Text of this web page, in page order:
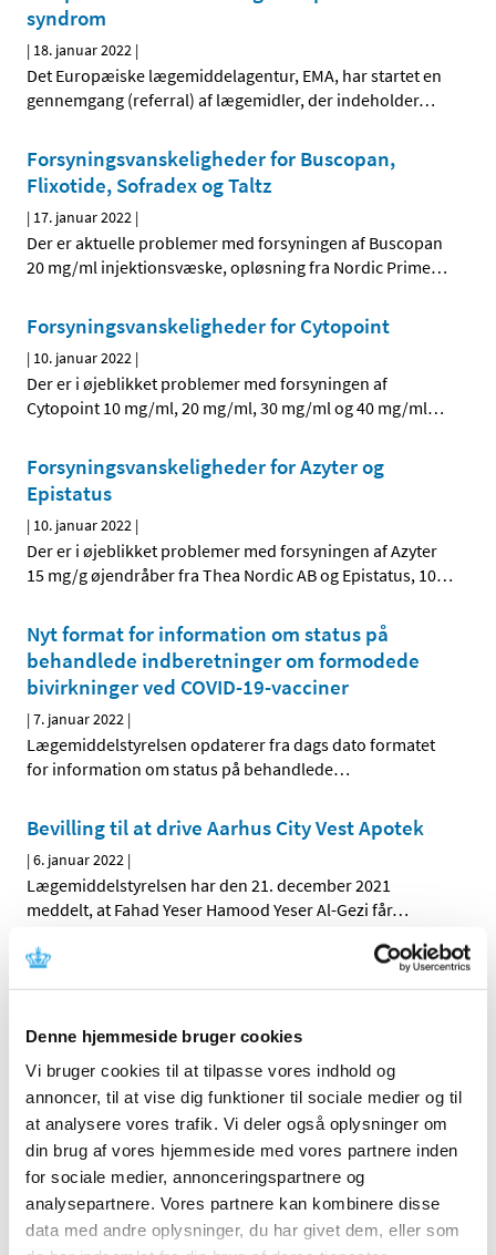
Denne hjemmeside bruger cookies
Vi bruger cookies til at tilpasse vores indhold og
annoncer, til at vise dig funktioner til sociale medier og til
at analysere vores trafik. Vi deler også oplysninger om
din brug af vores hjemmeside med vores partnere inden
for sociale medier, annonceringspartnere og
analysepartnere. Vores partnere kan kombinere disse
data med andre oplysninger, du har givet dem, eller som
syndrom
| 18. januar 2022 |
Det Europæiske lægemiddelagentur, EMA, har startet en
gennemgang (referral) af lægemidler, der indeholder…
Forsyningsvanskeligheder for Buscopan,
Flixotide, Sofradex og Taltz
| 17. januar 2022 |
Der er aktuelle problemer med forsyningen af Buscopan
20 mg/ml injektionsvæske, opløsning fra Nordic Prime…
Forsyningsvanskeligheder for Cytopoint
| 10. januar 2022 |
Der er i øjeblikket problemer med forsyningen af
Cytopoint 10 mg/ml, 20 mg/ml, 30 mg/ml og 40 mg/ml…
Forsyningsvanskeligheder for Azyter og
Epistatus
| 10. januar 2022 |
Der er i øjeblikket problemer med forsyningen af Azyter
15 mg/g øjendråber fra Thea Nordic AB og Epistatus, 10…
Nyt format for information om status på
behandlede indberetninger om formodede
bivirkninger ved COVID-19-vacciner
|7. januar 2022 |
Lægemiddelstyrelsen opdaterer fra dags dato formatet
for information om status på behandlede…
Bevilling til at drive Aarhus City Vest Apotek
|6. januar 2022 |
Lægemiddelstyrelsen har den 21. december 2021
meddelt, at Fahad Yeser Hamood Yeser Al-Gezi får…
Buronil får ikke generelt tilskud
Lægemiddelstyrelsen har besluttet, at Buronil,
filmovertrukne tabletter med indhold af
Cystifos får ikke generelt tilskud
|5. januar 2022
Lægemiddelstyrelsen har besluttet, at Cystifos, granulat
til oral opløsning, i brev, med indhold af